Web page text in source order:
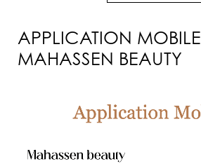
APPLICATION MOBILE
MAHASSEN BEAUTY